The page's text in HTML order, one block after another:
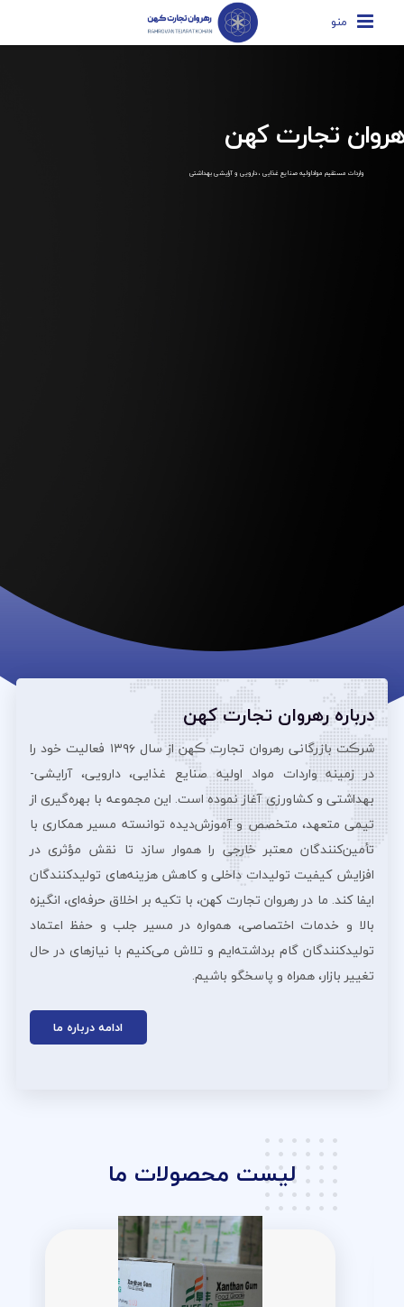
منو
تجارت کهن
واردات مستقیم مواداولیه صنایع غذایی ، دارویی و آرایشی بهداشتی
درباره رهروان تجارت کهن
شرڪت بازرگانی رهروان تجارت ڪهن از سال ۱۳۹۶ فعالیت خود را
در زمینه واردات مواد اولیه صنایع غذایی، دارویی، آرایشی‌-
بهداشتی و کشاورزی آغاز نموده است. این مجموعه با بهره‌گیری از
تیمی متعهد، متخصص و آموزش‌دیده توانسته مسیر همکاری با
تأمین‌کنندگان معتبر خارجی را هموار سازد تا نقش مؤثری در
افزایش کیفیت تولیدات داخلی و کاهش هزینه‌های تولیدکنندگان
ایفا کند. ما در رهروان تجارت کهن، با تکیه بر اخلاق حرفه‌ای، انگیزه
بالا و خدمات اختصاصی، همواره در مسیر جلب و حفظ اعتماد
تولیدکنندگان گام برداشته‌ایم و تلاش می‌کنیم با نیازهای در حال
تغییر بازار، همراه و پاسخگو باشیم.
ادامه درباره ما
لیست محصولات ما